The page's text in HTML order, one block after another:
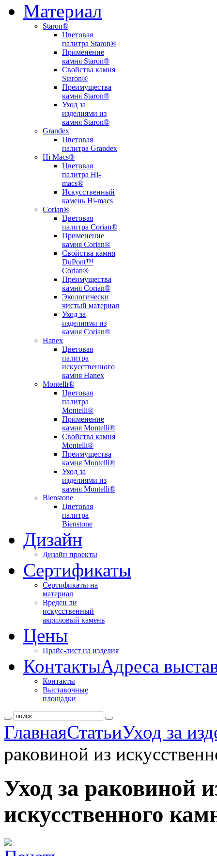
Материал
Staron®
Цветовая
палитра Staron®
Применение
камня Staron®
Свойства камня
Staron®
Преимущества
камня Staron®
Уход за
изделиями из
камня Staron®
Grandex
Цветовая
палитра Grandex
Hi Macs®
Цветовая
палитра Hi-
macs®
Искусственный
камень Hi-macs
Corian®
Цветовая
палитра Corian®
Применение
камня Corian®
Свойства камня
DuPont™
Corian®
Преимущества
камня Corian®
Экологически
чистый материал
Уход за
изделиями из
камня Corian®
Hanex
Цветовая
палитра
искусственного
камня Hanex
Montelli®
Цветовая
палитра
Montelli®
Применение
камня Montelli®
Свойства камня
Montelli®
Преимущества
камня Montelli®
Уход за
изделиями из
камня Montelli®
Bienstone
Цветовая
палитра
Bienstone
Дизайн
Дизайн проекты
Сертификаты
Сертификаты на
материал
Вреден ли
искусственный
акриловый камень
Цены
Прайс-лист на изделия
КонтактыАдреса
Контакты
Выставочные
площадки
ГлавнаяСтатьиУход за
раковиной из
Уход за раковиной
искусственного